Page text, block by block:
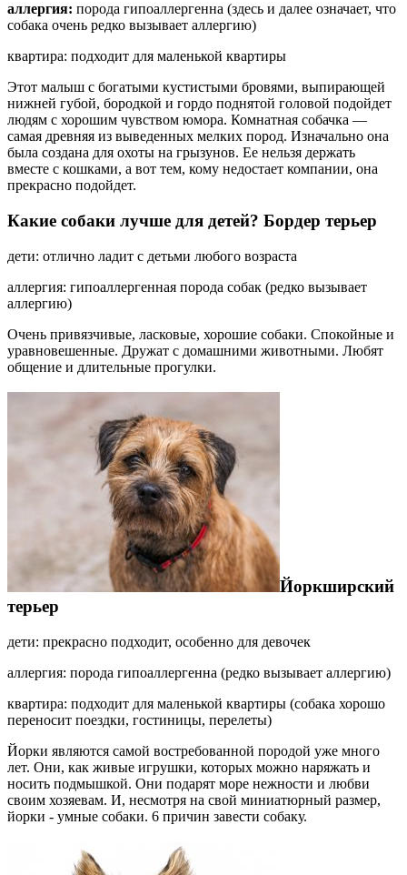
аллергия: порода гипоаллергенна (здесь и далее означает, что
собака очень редко вызывает аллергию)
квартира: подходит для маленькой квартиры
Этот малыш с богатыми кустистыми бровями, выпирающей
нижней губой, бородкой и гордо поднятой головой подойдет
людям с хорошим чувством юмора. Комнатная собачка —
самая древняя из выведенных мелких пород. Изначально она
была создана для охоты на грызунов. Ее нельзя держать
вместе с кошками, а вот тем, кому недостает компании, она
прекрасно подойдет.
Какие собаки лучше для детей? Бордер терьер
дети: отлично ладит с детьми любого возраста
аллергия: гипоаллергенная порода собак (редко вызывает
аллергию)
Очень привязчивые, ласковые, хорошие собаки. Спокойные и
уравновешенные. Дружат с домашними животными. Любят
общение и длительные прогулки.
Йоркширский
терьер
дети: прекрасно подходит, особенно для девочек
аллергия: порода гипоаллергенна (редко вызывает аллергию)
квартира: подходит для маленькой квартиры (собака хорошо
переносит поездки, гостиницы, перелеты)
Йорки являются самой востребованной породой уже много
лет. Они, как живые игрушки, которых можно наряжать и
носить подмышкой. Они подарят море нежности и любви
своим хозяевам. И, несмотря на свой миниатюрный размер,
йорки - умные собаки. 6 причин завести собаку.